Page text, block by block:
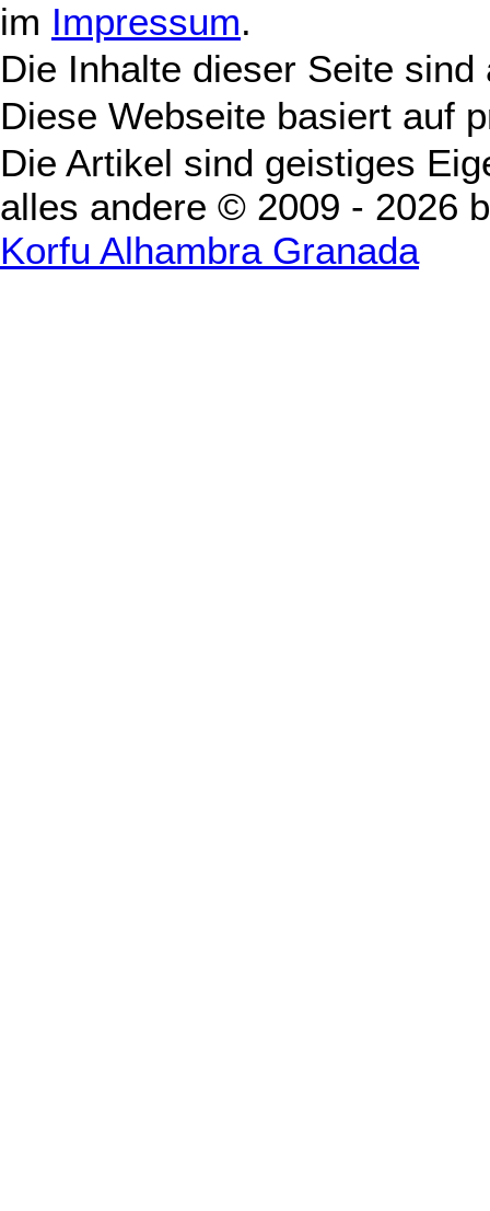
im Impressum.
Die Inhalte dieser Seite
Diese Webseite basiert auf
Die Artikel sind geistiges
alles andere © 2009 - 2026
Korfu Alhambra Granada